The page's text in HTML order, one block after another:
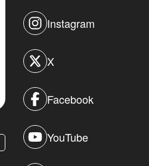
Instagram
X
Facebook
YouTube